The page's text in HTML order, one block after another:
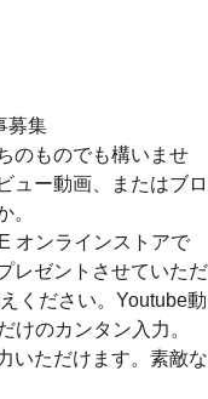
募集
のものでも構いませ
ュー動画、またはブロ
。
オンラインストアで
レゼントさせていただ
ください。Youtube動
けのカンタン入力。
いただけます。素敵な